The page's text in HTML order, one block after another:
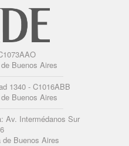
Buenos Aires
1340 - C1016ABB
Buenos Aires
Av. Intermédanos Sur
Buenos Aires